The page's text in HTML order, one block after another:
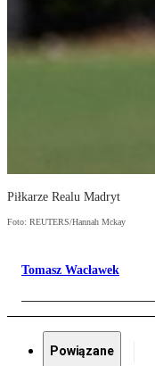
Piłkarze Realu Madryt
Foto: REUTERS/Hannah Mckay
Tomasz Wacławek
Powiązane